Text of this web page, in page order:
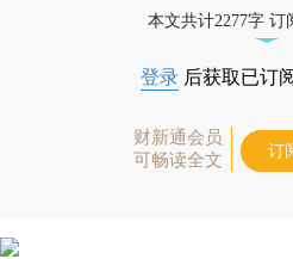
本文共计2277字 订
登录 后获取已订
财新通会员
可畅读全文
订